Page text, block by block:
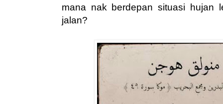
mana nak berdepan situasi hujan
jalan?